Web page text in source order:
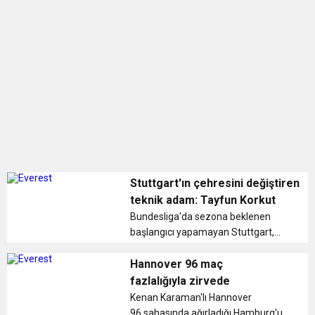
Stuttgart'ın çehresini değiştiren
teknik adam: Tayfun Korkut
Bundesliga'da sezona beklenen
başlangıcı yapamayan Stuttgart,
getirilmesinin ardından çıkışa
geçerek Avrupa kupaları için iddialı
konuma geldi. ...
Hannover 96 maç
fazlalığıyla zirvede
Kenan Karaman'lı Hannover